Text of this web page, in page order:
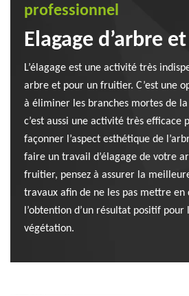
professionnel
Elagage d’arbre
L’élagage est une activité très
arbre et pour un fruitier. C’est une
à éliminer les branches mortes de
c’est aussi une activité très efficace
façonner l’aspect esthétique de
faire un travail d’élagage de votre
fruitier, pensez à assurer la
travaux afin de ne les pas mettre en
l’obtention d’un résultat positif pour
végétation.